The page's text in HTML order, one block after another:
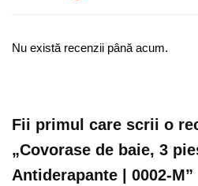
M
Nu există recenzii până acum.
Fii primul care scrii o
„Covorase de baie, 3
Antiderapante | 0002-M”